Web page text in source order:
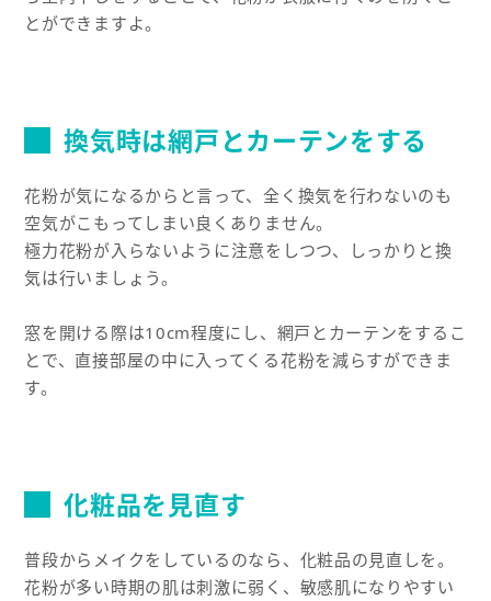
とができますよ。
換気時は網戸とカーテンをする
花粉が気になるからと言って、全く換気を行わないのも
空気がこもってしまい良くありません。
極力花粉が入らないように注意をしつつ、しっかりと換
気は行いましょう。
窓を開ける際は10cm程度にし、網戸とカーテンをするこ
とで、直接部屋の中に入ってくる花粉を減らすができま
す。
化粧品を見直す
普段からメイクをしているのなら、化粧品の見直しを。
花粉が多い時期の肌は刺激に弱く、敏感肌になりやすい